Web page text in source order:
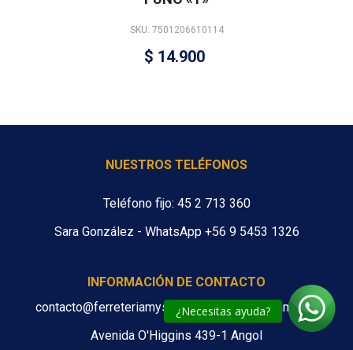
¿Necesitas ayuda?
SKU: 7501206610114
$ 14.900
NUESTROS TELÉFONOS
Teléfono fijo: 45 2 713 360
Sara González - WhatsApp +56 9 5453 1326
INFORMACIÓN DE CONTACTO
contacto@ferreteriamys.cl ventas@ferreteriamys.cl
Avenida O'Higgins 439-1 Angol